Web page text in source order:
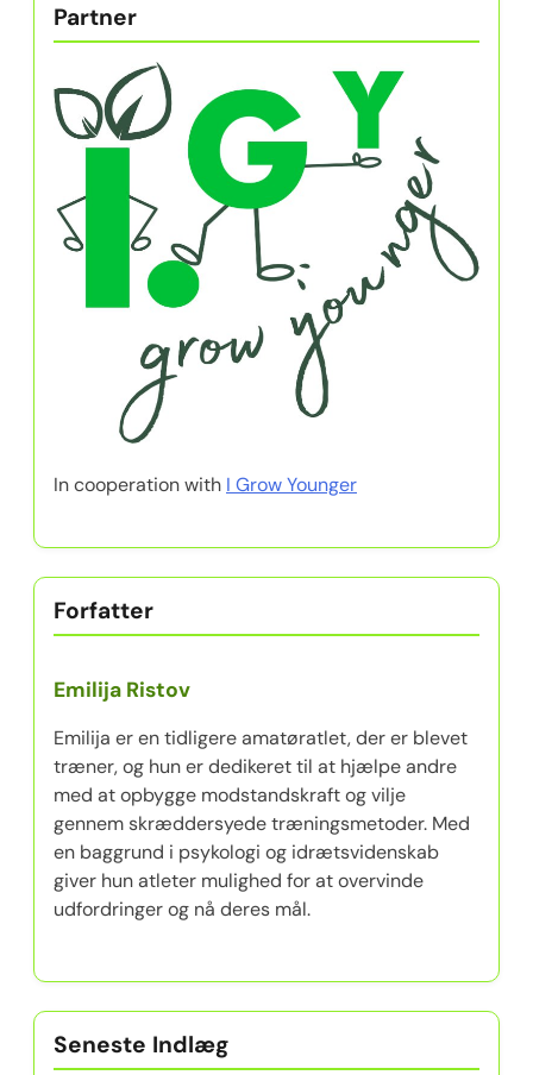
Partner
In cooperation with I Grow Younger
Forfatter
Emilija Ristov
Emilija er en tidligere amatøratlet, der er blevet
træner, og hun er dedikeret til at hjælpe andre
med at opbygge modstandskraft og vilje
gennem skræddersyede træningsmetoder. Med
en baggrund i psykologi og idrætsvidenskab
giver hun atleter mulighed for at overvinde
udfordringer og nå deres mål.
Seneste Indlæg